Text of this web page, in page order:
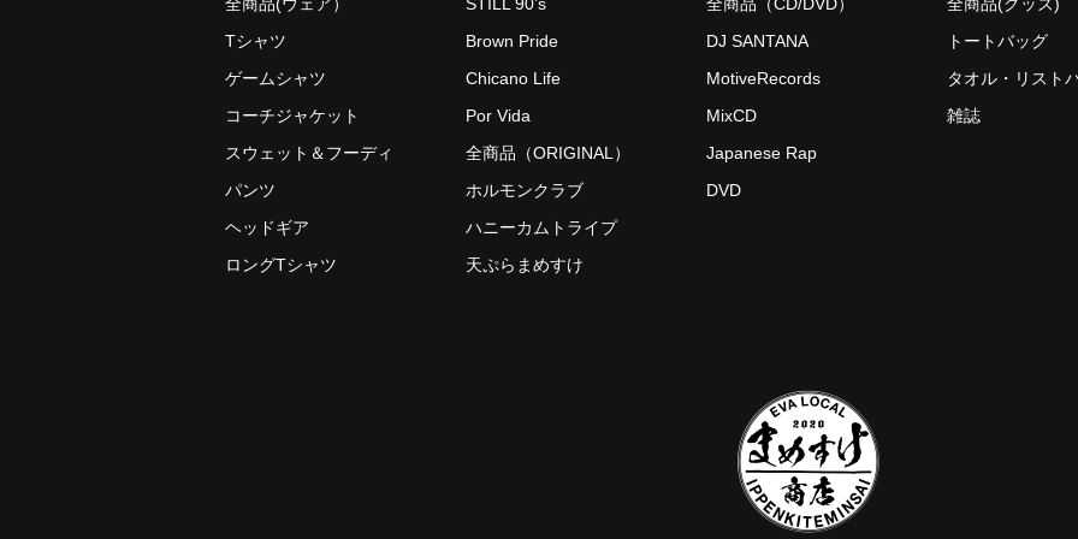
Tシャツ
ゲームシャツ
コーチジャケット
スウェット＆フーディ
パンツ
ヘッドギア
ロングTシャツ
Brown Pride
Chicano Life
Por Vida
全商品（ORIGINAL）
ホルモンクラブ
ハニーカムトライプ
天ぷらまめすけ
DJ SANTANA
MotiveRecords
MixCD
Japanese Rap
DVD
トートバッグ
タオル・リスト
雑誌